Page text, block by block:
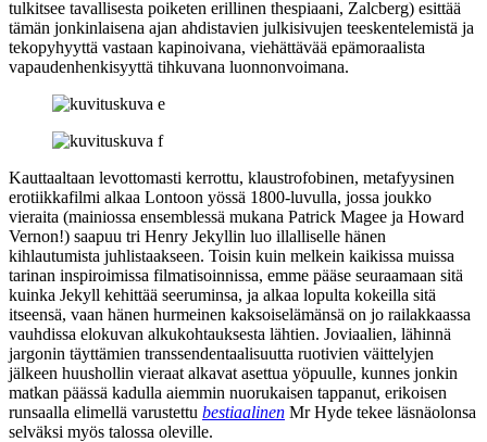
tulkitsee tavallisesta poiketen erillinen thespiaani, Zalcberg) esittää
tämän jonkinlaisena ajan ahdistavien julkisivujen teeskentelemistä ja
tekopyhyyttä vastaan kapinoivana, viehättävää epämoraalista
vapaudenhenkisyyttä tihkuvana luonnonvoimana.
Kauttaaltaan levottomasti kerrottu, klaustrofobinen, metafyysinen
erotiikkafilmi alkaa Lontoon yössä 1800‑luvulla, jossa joukko
vieraita (mainiossa ensemblessä mukana Patrick Magee ja Howard
Vernon!) saapuu tri Henry Jekyllin luo illalliselle hänen
kihlautumista juhlistaakseen. Toisin kuin melkein kaikissa muissa
tarinan inspiroimissa filmatisoinnissa, emme pääse seuraamaan sitä
kuinka Jekyll kehittää seeruminsa, ja alkaa lopulta kokeilla sitä
itseensä, vaan hänen hurmeinen kaksoiselämänsä on jo railakkaassa
vauhdissa elokuvan alkukohtauksesta lähtien. Joviaalien, lähinnä
jargonin täyttämien transsendentaalisuutta ruotivien väittelyjen
jälkeen huushollin vieraat alkavat asettua yöpuulle, kunnes jonkin
matkan päässä kadulla aiemmin nuorukaisen tappanut, erikoisen
runsaalla elimellä varustettu bestiaalinen Mr Hyde tekee läsnäolonsa
selväksi myös talossa oleville.